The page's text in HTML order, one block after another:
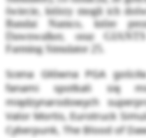
świecie, którzy mogli ich
Bandai Namco, które
Dawnwalker, oraz
Farming Simulator 25.
Scena Główna PGA
fanami spotkali się
międzynarodowych
Valor Mortis, Eurotruck
Cyberpunk, The Blood of